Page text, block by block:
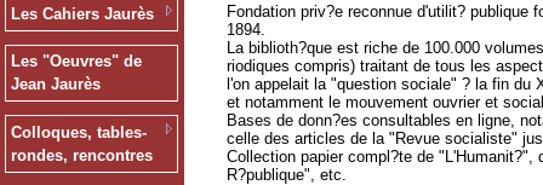
Les Cahiers Jaurès
Les "Oeuvres" de
Jean Jaurès
Colloques, tables-
rondes, rencontres
Fondation priv?e reconnue d'utilit? publique
1894.
La biblioth?que est riche de 100.000
riodiques compris) traitant de tous les
l'on appelait la "question sociale" ? la fin du
et notamment le mouvement ouvrier et
Bases de donn?es consultables en ligne,
celle des articles de la "Revue socialiste"
Collection papier compl?te de "L'Humanit?",
R?publique", etc.